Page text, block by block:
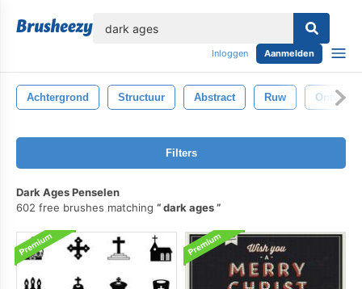
Inloggen Aanmelden
Achtergrond Structuur Abstract Ruw Ontwerp
Filters
Dark Ages Penselen
602 free brushes matching
dark ages